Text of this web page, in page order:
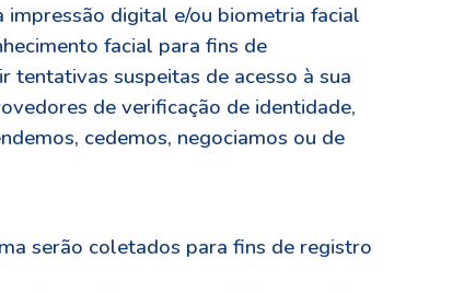
digital e/ou biometria facial
facial para fins de
tentativas suspeitas de acesso à sua
de verificação de identidade,
cedemos, negociamos ou de
serão coletados para fins de registro